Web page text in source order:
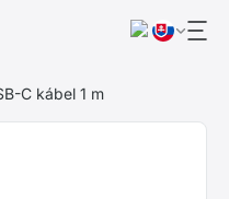
C kábel 1 m